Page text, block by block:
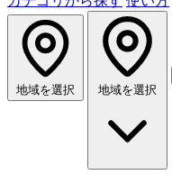
地域を選択 地域を選択